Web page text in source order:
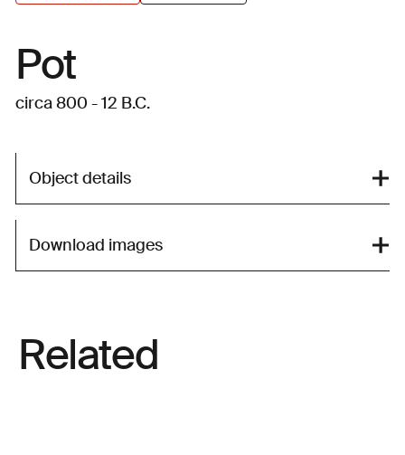
Pot
circa 800 - 12 B.C.
Object details
Download images
Related